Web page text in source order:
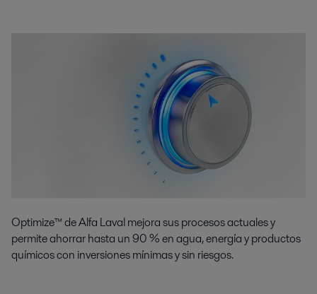
Optimize™ de Alfa Laval mejora sus procesos actuales y
permite ahorrar hasta un 90 % en agua, energía y productos
químicos con inversiones mínimas y sin riesgos.